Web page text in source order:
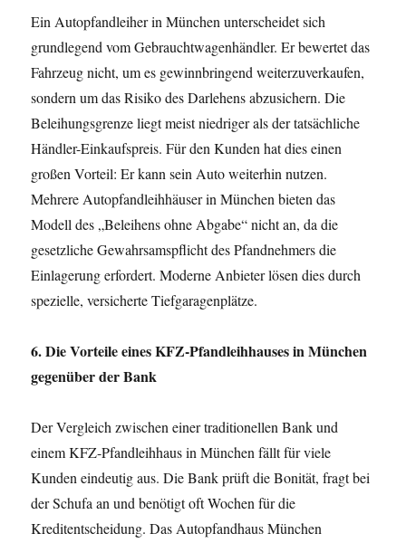
Ein Autopfandleiher in München unterscheidet sich
grundlegend vom Gebrauchtwagenhändler. Er bewertet das
Fahrzeug nicht, um es gewinnbringend weiterzuverkaufen,
sondern um das Risiko des Darlehens abzusichern. Die
Beleihungsgrenze liegt meist niedriger als der tatsächliche
Händler-Einkaufspreis. Für den Kunden hat dies einen
großen Vorteil: Er kann sein Auto weiterhin nutzen.
Mehrere Autopfandleihhäuser in München bieten das
Modell des „Beleihens ohne Abgabe“ nicht an, da die
gesetzliche Gewahrsamspflicht des Pfandnehmers die
Einlagerung erfordert. Moderne Anbieter lösen dies durch
spezielle, versicherte Tiefgaragenplätze.
6. Die Vorteile eines KFZ-Pfandleihhauses in München
gegenüber der Bank
Der Vergleich zwischen einer traditionellen Bank und
einem KFZ-Pfandleihhaus in München fällt für viele
Kunden eindeutig aus. Die Bank prüft die Bonität, fragt bei
der Schufa an und benötigt oft Wochen für die
Kreditentscheidung. Das Autopfandhaus München